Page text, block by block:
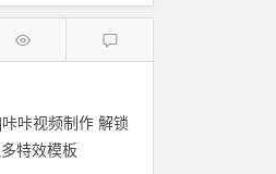
咔视频制作 解锁
特效模板